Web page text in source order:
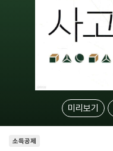
미리보기
소득공제